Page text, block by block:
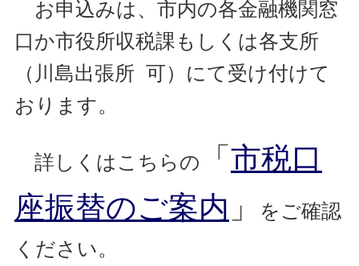
お申込みは、市内の各金融機関窓
口か市役所収税課もしくは各支所
（川島出張所 可）にて受け付けて
おります。
詳しくはこちらの 「 市税口
座振替のご案内 」
をご確認
ください。